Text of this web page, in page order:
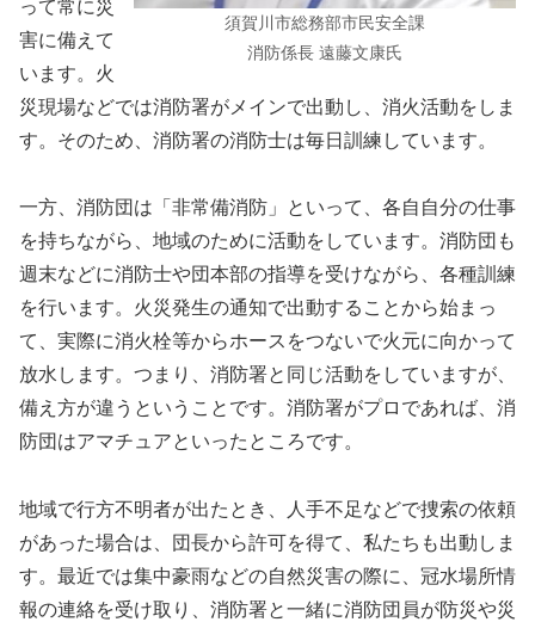
須賀川市総務部市民安全課
消防係長 遠藤文康氏
って常に災
害に備えて
います。火
災現場などでは消防署がメインで出動し、消火活動をしま
す。そのため、消防署の消防士は毎日訓練しています。
一方、消防団は「非常備消防」といって、各自自分の仕事
を持ちながら、地域のために活動をしています。消防団も
週末などに消防士や団本部の指導を受けながら、各種訓練
を行います。火災発生の通知で出動することから始まっ
て、実際に消火栓等からホースをつないで火元に向かって
放水します。つまり、消防署と同じ活動をしていますが、
備え方が違うということです。消防署がプロであれば、消
防団はアマチュアといったところです。
地域で行方不明者が出たとき、人手不足などで捜索の依頼
があった場合は、団長から許可を得て、私たちも出動しま
す。最近では集中豪雨などの自然災害の際に、冠水場所情
報の連絡を受け取り、消防署と一緒に消防団員が防災や災